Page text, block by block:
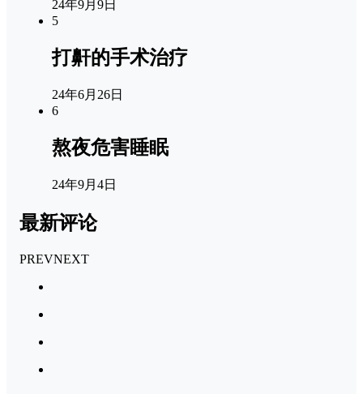
24年9月9日
5
打鼾的手术治疗
24年6月26日
6
熬夜危害睡眠
24年9月4日
最新评论
PREVNEXT